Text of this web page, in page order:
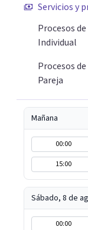
Servicios y
Procesos
Individual
Procesos
Pareja
Mañana
00:00
15:00
Sábado, 8 de
00:00